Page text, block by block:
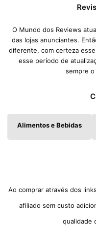
O Mundo dos Reviews
das lojas anunciantes.
diferente, com certeza
esse período de
sempre o
Alimentos e Bebidas
Ao comprar através dos
afiliado sem custo
qualidade